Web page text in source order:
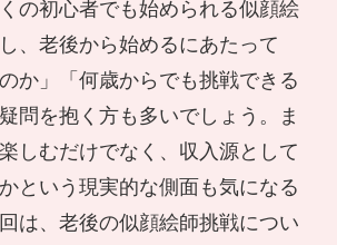
の初心者でも始められる似顔絵
、老後から始めるにあたって
か」「何歳からでも挑戦できる
問を抱く方も多いでしょう。ま
しむだけでなく、収入源として
という現実的な側面も気になる
は、老後の似顔絵師挑戦につい